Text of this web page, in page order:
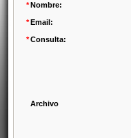
*Nombre:
*Email:
*Consulta:
Archivo